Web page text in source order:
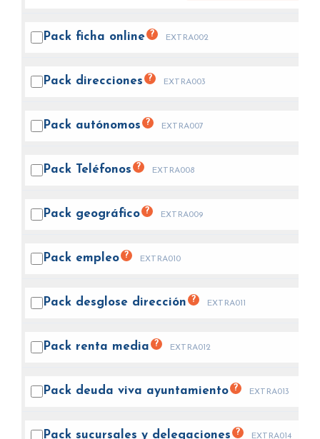
Pack ficha online ? EXTRA002
Pack direcciones ? EXTRA003
Pack autónomos ? EXTRA007
Pack Teléfonos ? EXTRA008
Pack geográfico ? EXTRA009
Pack empleo ? EXTRA010
Pack desglose dirección ? EXTRA011
Pack renta media ? EXTRA012
Pack deuda viva ayuntamiento ? EXTRA013
Pack sucursales y delegaciones ? EXTRA014